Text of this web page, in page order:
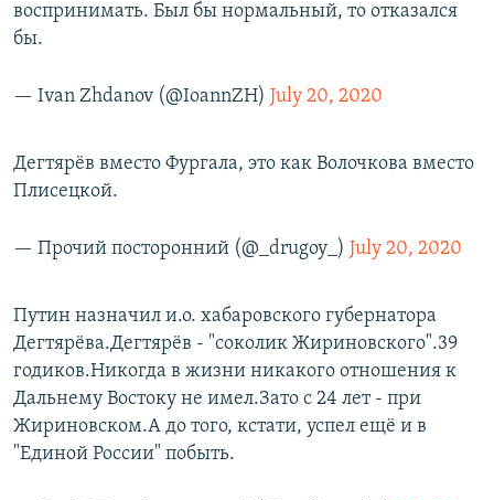
воспринимать. Был бы нормальный, то отказался
бы.
— Ivan Zhdanov (@IoannZH) July 20, 2020
Дегтярёв вместо Фургала, это как Волочкова вместо
Плисецкой.
— Прочий посторонний (@_drugoy_) July 20, 2020
Путин назначил и.о. хабаровского губернатора
Дегтярёва.Дегтярёв - "соколик Жириновского".39
годиков.Никогда в жизни никакого отношения к
Дальнему Востоку не имел.Зато с 24 лет - при
Жириновском.А до того, кстати, успел ещё и в
"Единой России" побыть.